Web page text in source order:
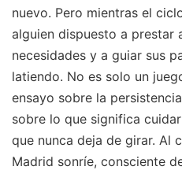
nuevo. Pero mientras el
alguien dispuesto a prestar
necesidades y a guiar sus
latiendo. No es solo un
ensayo sobre la
sobre lo que significa
que nunca deja de girar. Al
Madrid sonríe, consciente